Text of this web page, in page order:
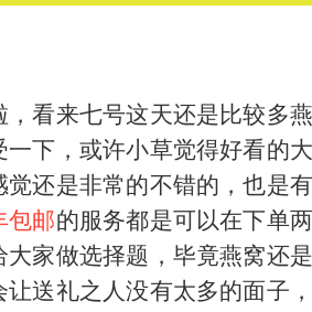
看来七号这天还是比较多
下，或许小草觉得好看的
觉还是非常的不错的，也是
包邮的服务都是可以在下单
家做选择题，毕竟燕窝还
送礼之人没有太多的面子